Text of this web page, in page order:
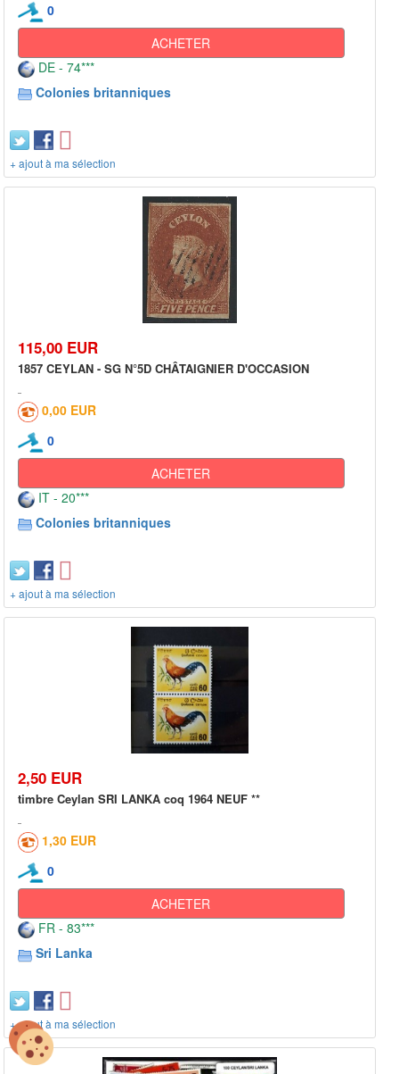
0
ACHETER
DE - 74***
Colonies britanniques
+ ajout à ma sélection
115,00 EUR
1857 CEYLAN - SG N°5D CHÂTAIGNIER D'OCCASION
0,00 EUR
0
ACHETER
IT - 20***
Colonies britanniques
+ ajout à ma sélection
2,50 EUR
timbre Ceylan SRI LANKA coq 1964 NEUF **
1,30 EUR
0
ACHETER
FR - 83***
Sri Lanka
+ ajout à ma sélection